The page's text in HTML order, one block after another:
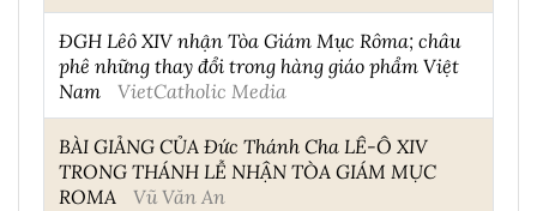
ĐGH Lêô XIV nhận Tòa Giám Mục Rôma; châu
phê những thay đổi trong hàng giáo phẩm Việt
Nam
VietCatholic Media
BÀI GIẢNG CỦA Đức Thánh Cha LÊ-Ô XIV
TRONG THÁNH LỄ NHẬN TÒA GIÁM MỤC
ROMA
Vũ Văn An